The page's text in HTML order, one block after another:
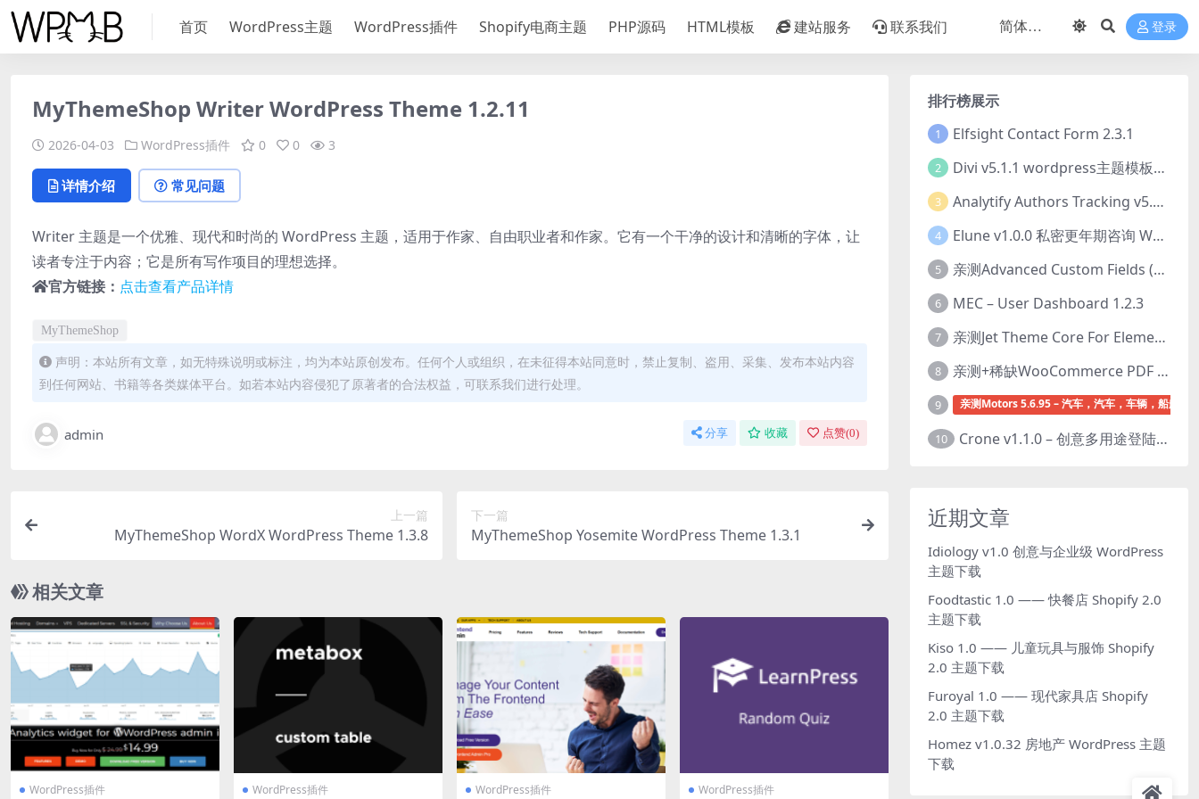
首页 WordPress主题 WordPress插件 Shopify电商主题 PHP源码 HTML模板 建站服务 联系我们 登录
MyThemeShop Writer WordPress Theme 1.2.11
2026-04-03 WordPress插件 0 0 3
详情介绍 常见问题
Writer 主题是一个优雅、现代和时尚的 WordPress 主题，适用于作家、自由职业者和作家。它有一个干净的设计和清晰的字体，让
读者专注于内容；它是所有写作项目的理想选择。
官方链接： 点击查看产品详情
MyThemeShop
声明：本站所有文章，如无特殊说明或标注，均为本站原创发布。任何个人或组织，在未征得本站同意时，禁止复制、盗用、采集、发布本站内容
到任何网站、书籍等各类媒体平台。如若本站内容侵犯了原著者的合法权益，可联系我们进行处理。
admin 分享 收藏 点赞(0)
上一篇
MyThemeShop WordX WordPress Theme 1.3.8
下一篇
MyThemeShop Yosemite WordPress Theme 1.3.1
相关文章
WordPress插件 WordPress插件 WordPress插件 WordPress插件
排行榜展示
1 Elfsight Contact Form 2.3.1
2 Divi v5.1.1 wordpress主题模板打包下载（Theme + Builder+ Extra Theme + Templates + Layouts + PSD）
3 Analytify Authors Tracking v5.0.0 插件破解版下载
4 Elune v1.0.0 私密更年期咨询 WordPress 主题下载
5 亲测Advanced Custom Fields (ACF) Pro v6.8.0.1 + Advanced Custom Fields: Extended PRO v0.9.2.3 | 网站开发自定义字段插件下载
6 MEC – User Dashboard 1.2.3
7 亲测Jet Theme Core For Elementor 2.3.1.2 插件下载
8 亲测+稀缺WooCommerce PDF Invoices & Packing Slips Professional v2.20.0 + Templates v2.25.1 [by WpOverNight] WooCommerce PDF 发票和装箱单插件下载
9 亲测Motors 5.6.95 – 汽车，汽车，车辆，船舶
10 Crone v1.1.0 – 创意多用途登陆页面HTML模板下载
近期文章
Idiology v1.0 创意与企业级 WordPress
主题下载
Foodtastic 1.0 —— 快餐店 Shopify 2.0
主题下载
Kiso 1.0 —— 儿童玩具与服饰 Shopify
2.0 主题下载
Furoyal 1.0 —— 现代家具店 Shopify
2.0 主题下载
Homez v1.0.32 房地产 WordPress 主题
下载